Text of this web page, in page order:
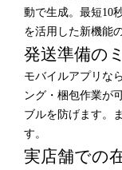
動で生成。最短10
を活用した新機能
発送準備の
モバイルアプリな
ング・梱包作業が
ブルを防げます。
す。
実店舗での